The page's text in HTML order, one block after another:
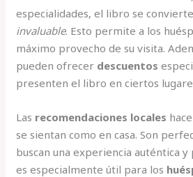
especialidades, el libro se
invaluable. Esto permite a los
máximo provecho de su visita.
pueden ofrecer descuentos
presenten el libro en ciertos
Las recomendaciones locales
se sientan como en casa. Son
buscan una experiencia auténtica y
es especialmente útil para los